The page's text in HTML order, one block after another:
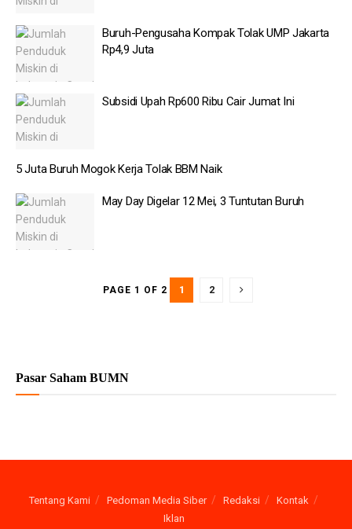
Buruh-Pengusaha Kompak Tolak UMP Jakarta
Rp4,9 Juta
Subsidi Upah Rp600 Ribu Cair Jumat Ini
5 Juta Buruh Mogok Kerja Tolak BBM Naik
May Day Digelar 12 Mei, 3 Tuntutan Buruh
PAGE 1 OF 2 1 2
Pasar Saham BUMN
Tentang Kami Pedoman Media Siber Redaksi
Kontak
Iklan